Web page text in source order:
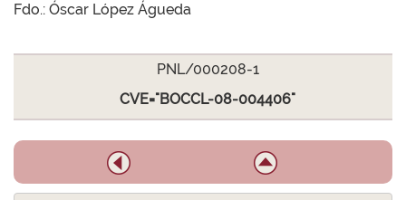
Fdo.: Óscar López Águeda
PNL/000208-1
CVE="BOCCL-08-004406"